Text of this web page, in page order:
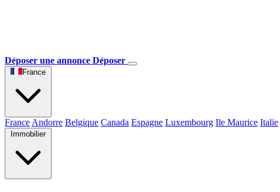
Déposer une annonce Déposer
France
France Andorre Belgique Canada Espagne Luxembourg Ile Maurice Italie
Immobilier